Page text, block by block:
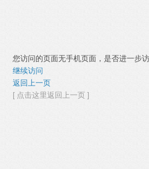
您访问的页面无手机页面，是否进一步
继续访问
返回上一页
[ 点击这里返回上一页 ]